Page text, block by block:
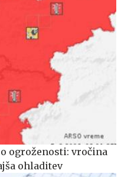
ogroženosti: vročina
ohladitev